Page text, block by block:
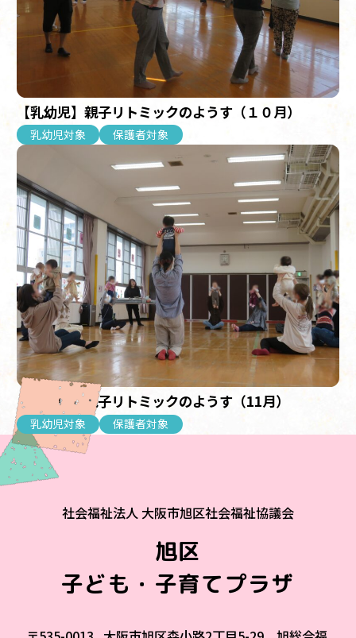
【乳幼児】親子リトミックのようす（１０月）
乳幼児対象 保護者対象
【乳幼児】親子リトミックのようす（11月）
乳幼児対象 保護者対象
社会福祉法人 大阪市旭区社会福祉協議会
旭区
子ども・子育てプラザ